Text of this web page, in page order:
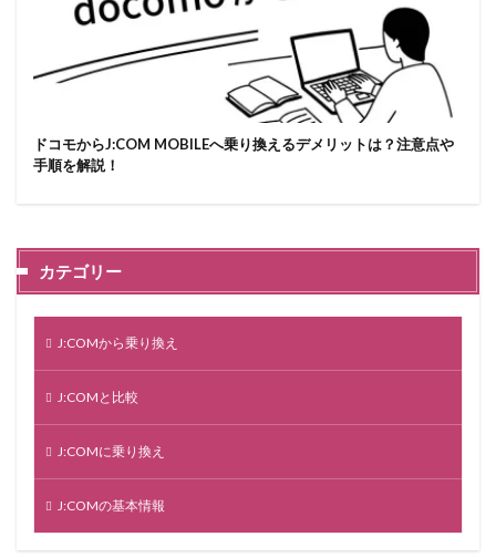
ドコモからJ:COM MOBILEへ乗り換えるデメリットは？注意点や
手順を解説！
カテゴリー
J:COMから乗り換え
J:COMと比較
J:COMに乗り換え
J:COMの基本情報